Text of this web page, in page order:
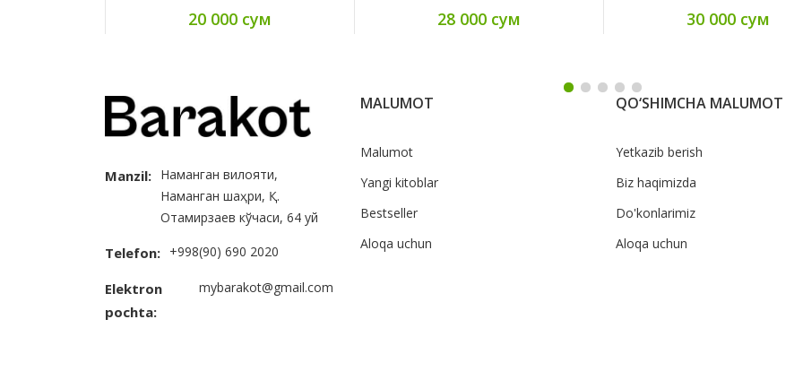
20 000 сум 28 000 сум 30 000 сум
Manzil: Наманган вилояти,
Наманган шаҳри, Қ.
Отамирзаев кўчаси, 64 уй
Telefon: +998(90) 690 2020
Elektron
pochta:
mybarakot@gmail.com
MALUMOT
Malumot
Yangi kitoblar
Bestseller
Aloqa uchun
QO‘SHIMCHA MALUMOT
Yetkazib berish
Biz haqimizda
Do'konlarimiz
Aloqa uchun